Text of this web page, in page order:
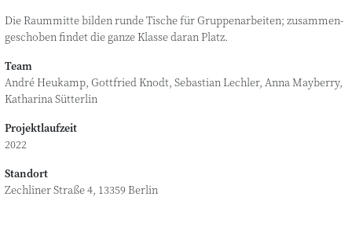
Die Raum­mit­te bil­den run­de Tische für Grup­pen­ar­bei­ten; zusam­men­
ge­scho­ben fin­det die gan­ze Klas­se dar­an Platz.
Team
André Heu­kamp, Gott­fried Knodt, Sebas­ti­an Lech­ler, Anna May­ber­ry,
Katha­ri­na Sütterlin
Projektlaufzeit
2022
Standort
Zech­li­ner Stra­ße 4, 13359 Berlin